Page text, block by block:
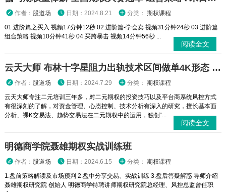
作者： 股道场 日期：2024.8.21 分类： 期权课程
01.进阶篇之买入 视频17分钟12秒 02.进阶篇-学会卖 视频31分钟24秒 03.进阶篇
组合策略 视频10分钟41秒 04.买跨暴击 视频14分钟56秒 ...
阅读全文
云天大师 布林十字星阻力出轨技术区间做单4K形态 二元期权外汇实战培训视频课程
作者： 股道场 日期：2024.7.29 分类： 期权课程
云天大师专注二元培训三年多，对二元期权的投资技巧以及平台商系统风控方式
有很深刻的了解，对资金管理、心态控制、技术分析有深入的研究，擅长基本面
分析、裸K交易法、趋势交易法在二元期权中的运用，独创“...
阅读全文
明德商学院聂雄期权实战训练班
作者： 股道场 日期：2024.6.15 分类： 期权课程
1.盘前策略解读及市场预判 2.盘中分享交易、实战训练 3.盘后答疑解惑 导师介绍
聂雄期权研究院 创始人 明德商学特聘讲师期权研究院总经理、风控总监曾任职